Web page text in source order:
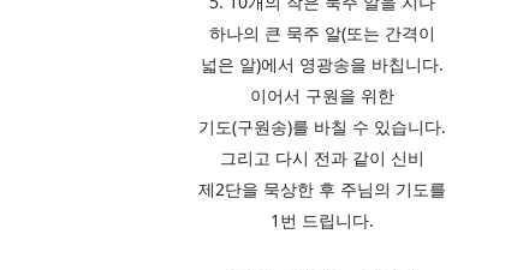
하나의 큰 묵주 알(또는 간격이
넓은 알)에서 영광송을 바칩니다.
이어서 구원을 위한
기도(구원송)를 바칠 수 있습니다.
그리고 다시 전과 같이 신비
제2단을 묵상한 후 주님의 기도를
1번 드립니다.